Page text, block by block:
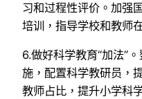
习和过程性评价。加强
培训，指导学校和教师
6.做好科学教育“加法”
施，配置科学教研员，
教师占比，提升小学科